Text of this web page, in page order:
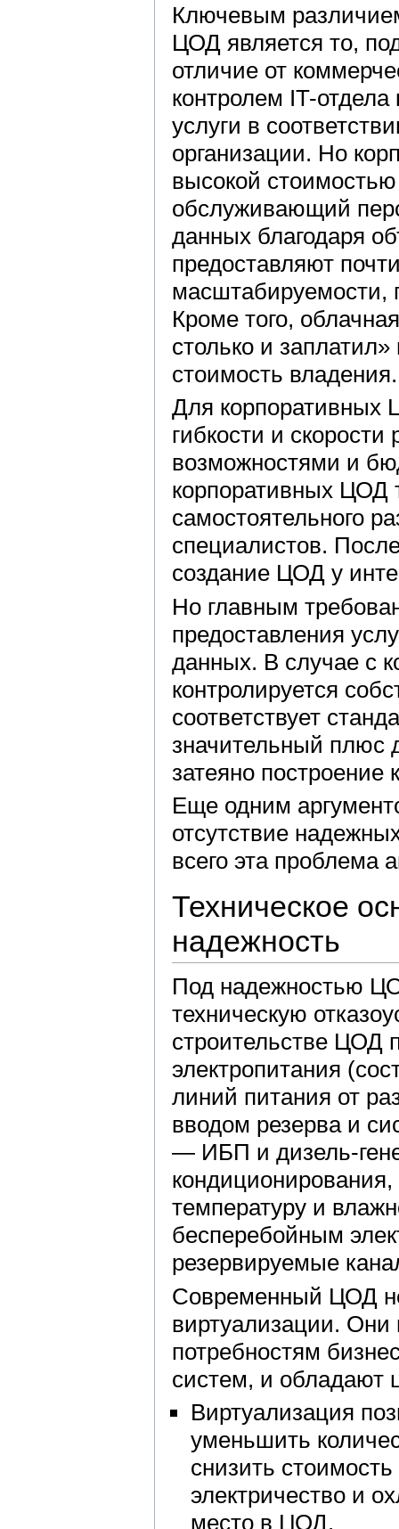
Ключевым
ЦОД является то,
отличие от
контролем IT-
услуги в
организации. Но
высокой
обслуживающий
данных благодаря
предоставляют
масштабируемости,
Кроме того,
столько и заплатил»
стоимость владения.
Для корпоративных
гибкости и
возможностями и
корпоративных ЦОД
самостоятельного
специалистов.
создание ЦОД у
Но главным
предоставления
данных. В случае с
контролируется
соответствует
значительный плюс
затеяно построение
Еще одним
отсутствие
всего эта проблема
Техническое
надежность
Под надежностью
техническую
строительстве ЦОД
электропитания
линий питания от
вводом резерва и
— ИБП и дизель-
температуру и
бесперебойным
резервируемые
Современный ЦОД
виртуализации. Они
потребностям
систем, и
Виртуализация
уменьшить
снизить
электричество и
место в ЦОД.